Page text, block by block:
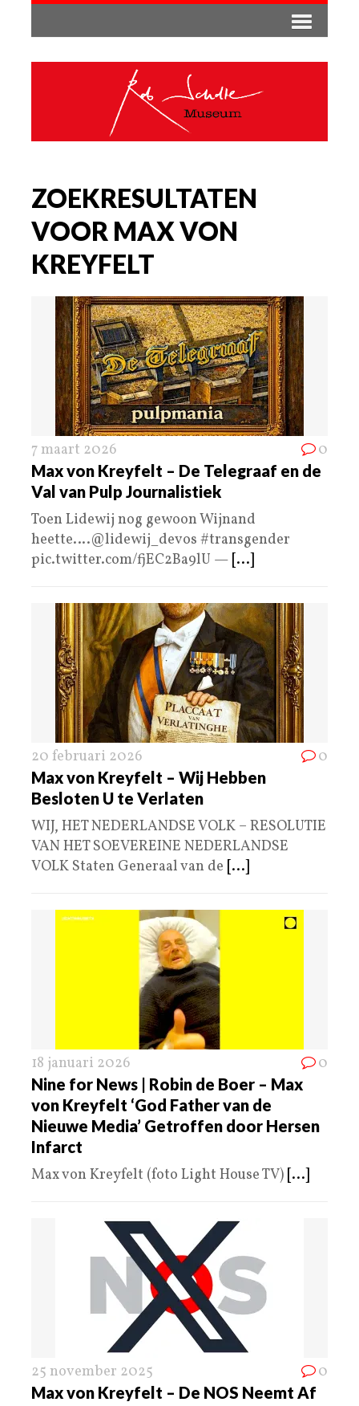
ZOEKRESULTATEN
VOOR MAX VON
KREYFELT
7 maart 2026 0
Max von Kreyfelt – De Telegraaf en de
Val van Pulp Journalistiek
Toen Lidewij nog gewoon Wijnand
heette….@lidewij_devos #transgender
pic.twitter.com/fjEC2Ba9lU — [...]
20 februari 2026 0
Max von Kreyfelt – Wij Hebben
Besloten U te Verlaten
WIJ, HET NEDERLANDSE VOLK – RESOLUTIE
VAN HET SOEVEREINE NEDERLANDSE
VOLK Staten Generaal van de [...]
18 januari 2026 0
Nine for News | Robin de Boer – Max
von Kreyfelt ‘God Father van de
Nieuwe Media’ Getroffen door Hersen
Infarct
Max von Kreyfelt (foto Light House TV) [...]
25 november 2025 0
Max von Kreyfelt – De NOS Neemt Af